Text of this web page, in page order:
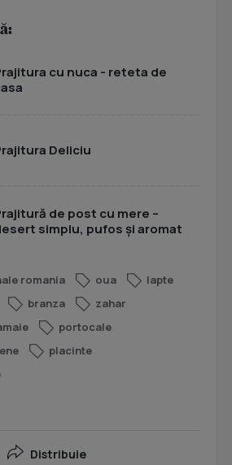
cu nuca - reteta de
Deliciu
de post cu mere –
simplu, pufos și aromat
romania oua
lapte
branza
zahar
portocale
placinte
Distribuie